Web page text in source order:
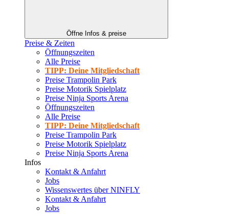
Öffne Infos & preise
Preise & Zeiten
Öffnungszeiten
Alle Preise
TIPP: Deine Mitgliedschaft
Preise Trampolin Park
Preise Motorik Spielplatz
Preise Ninja Sports Arena
Öffnungszeiten
Alle Preise
TIPP: Deine Mitgliedschaft
Preise Trampolin Park
Preise Motorik Spielplatz
Preise Ninja Sports Arena
Infos
Kontakt & Anfahrt
Jobs
Wissenswertes über NINFLY
Kontakt & Anfahrt
Jobs